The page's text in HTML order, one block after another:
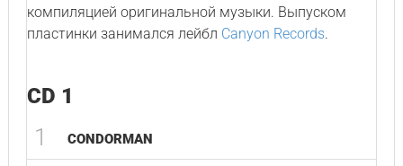
компиляцией оригинальной музыки. Выпуском
пластинки занимался лейбл Canyon Records.
CD 1
1 CONDORMAN